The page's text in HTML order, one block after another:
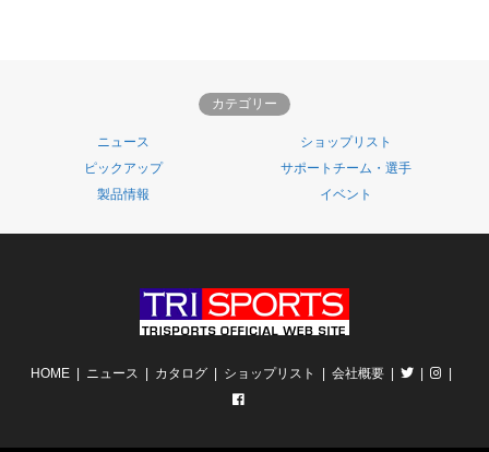
カテゴリー
ニュース
ショップリスト
ピックアップ
サポートチーム・選手
製品情報
イベント
HOME ニュース カタログ ショップリスト 会社概要